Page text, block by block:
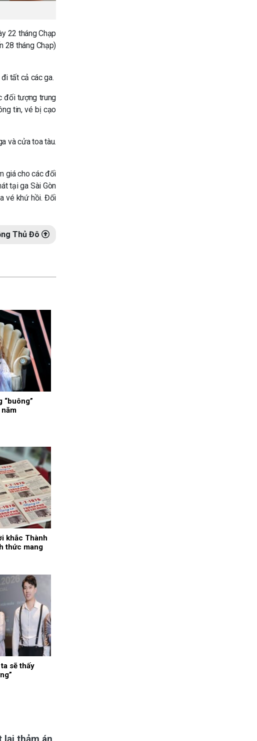
22 tháng Chạp
28 tháng Chạp)
tất cả các ga.
đối tượng trung
tin, vé bị cạo
và cửa toa tàu.
giá cho các đối
tại ga Sài Gòn
vé khứ hồi. Đối
Thủ Đô
“buông”
khắc Thành
thức mang
sẽ thấy